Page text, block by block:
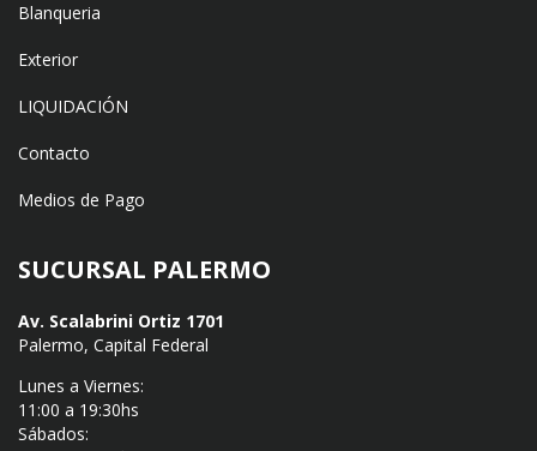
Blanqueria
Exterior
LIQUIDACIÓN
Contacto
Medios de Pago
SUCURSAL PALERMO
Av. Scalabrini Ortiz 1701
Palermo, Capital Federal
Lunes a Viernes:
11:00 a 19:30hs
Sábados: